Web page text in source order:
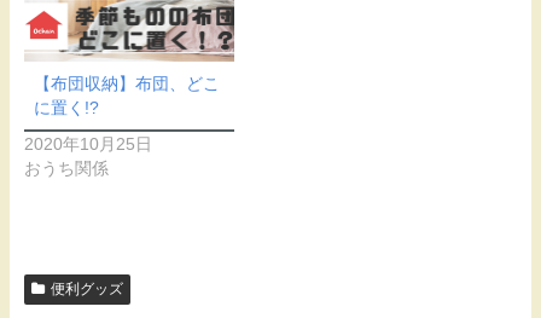
【布団収納】布団、どこ
に置く!?
2020年10月25日
おうち関係
便利グッズ